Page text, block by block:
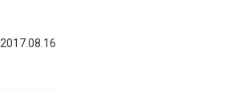
2017.08.16